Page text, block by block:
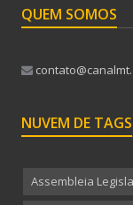
QUEM SOMOS
NUVEM DE TAGS
Assembleia